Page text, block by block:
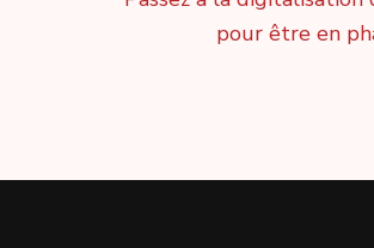
pour être en